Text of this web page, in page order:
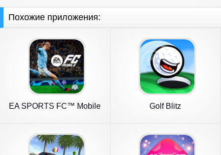
Похожие приложения:
EA SPORTS FC™ Mobile
Golf Blitz